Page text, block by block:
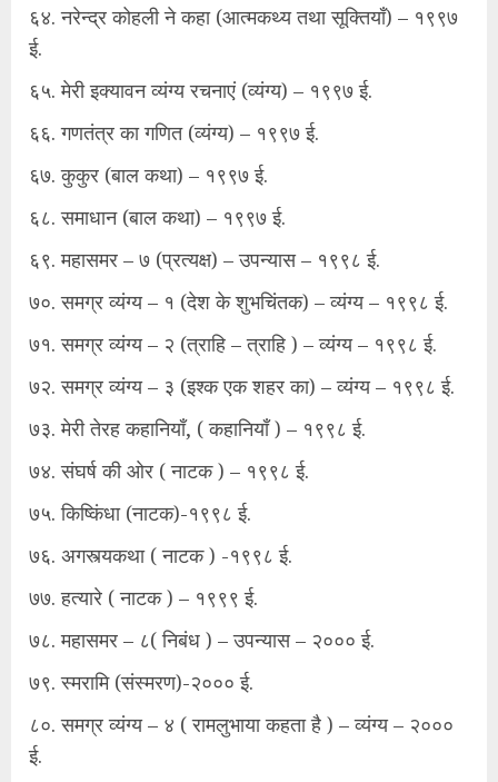
६४. नरेन्द्र कोहली ने कहा (आत्मकथ्य तथा सूक्तियाँ) – १९९७
ई.
६५. मेरी इक्यावन व्यंग्य रचनाएं (व्यंग्य) – १९९७ ई.
६६. गणतंत्र का गणित (व्यंग्य) – १९९७ ई.
६७. कुकुर (बाल कथा) – १९९७ ई.
६८. समाधान (बाल कथा) – १९९७ ई.
६९. महासमर – ७ (प्रत्यक्ष) – उपन्यास – १९९८ ई.
७०. समग्र व्यंग्य – १ (देश के शुभचिंतक) – व्यंग्य – १९९८ ई.
७१. समग्र व्यंग्य – २ (त्राहि – त्राहि ) – व्यंग्य – १९९८ ई.
७२. समग्र व्यंग्य – ३ (इश्क एक शहर का) – व्यंग्य – १९९८ ई.
७३. मेरी तेरह कहानियाँ, ( कहानियाँ ) – १९९८ ई.
७४. संघर्ष की ओर ( नाटक ) – १९९८ ई.
७५. किष्किंधा (नाटक)-१९९८ ई.
७६. अगस्त्यकथा ( नाटक ) -१९९८ ई.
७७. हत्यारे ( नाटक ) – १९९९ ई.
७८. महासमर – ८( निबंध ) – उपन्यास – २००० ई.
७९. स्मरामि (संस्मरण)-२००० ई.
८०. समग्र व्यंग्य – ४ ( रामलुभाया कहता है ) – व्यंग्य – २०००
ई.